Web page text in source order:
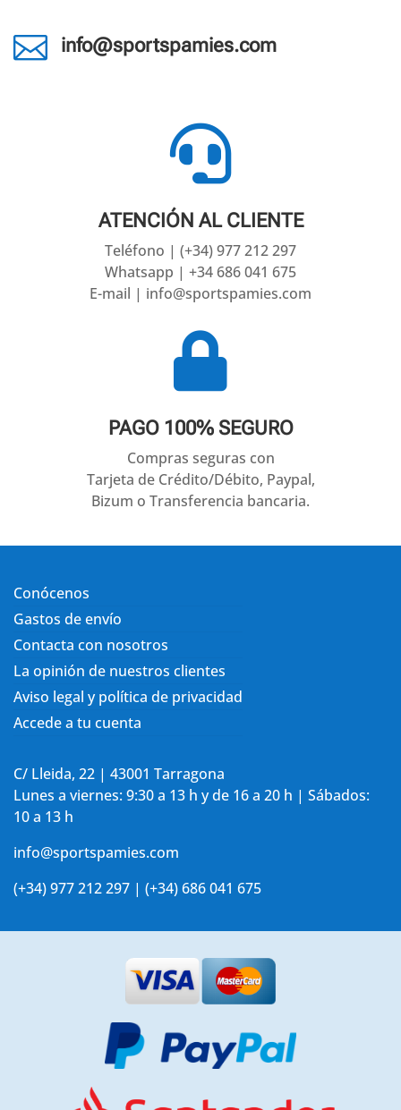
 info@sportspamies.com

ATENCIÓN AL CLIENTE
Teléfono | (+34) 977 212 297
Whatsapp | +34 686 041 675
E-mail | info@sportspamies.com

PAGO 100% SEGURO
Compras seguras con
Tarjeta de Crédito/Débito, Paypal,
Bizum o Transferencia bancaria.
Conócenos
Gastos de envío
Contacta con nosotros
La opinión de nuestros clientes
Aviso legal y política de privacidad
Accede a tu cuenta
C/ Lleida, 22 | 43001 Tarragona
Lunes a viernes: 9:30 a 13 h y de 16 a 20 h | Sábados:
10 a 13 h
info@sportspamies.com
(+34) 977 212 297 | (+34) 686 041 675